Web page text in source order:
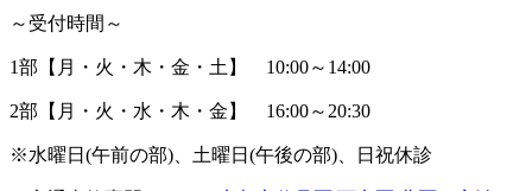
～受付時間～
1部【月・火・木・金・土】 10:00～ 14:00
2部【月・火・水・木・金】 16:00～ 20:30
※水曜日 (午前の部) 、土曜日 (午後の部) 、日祝休診